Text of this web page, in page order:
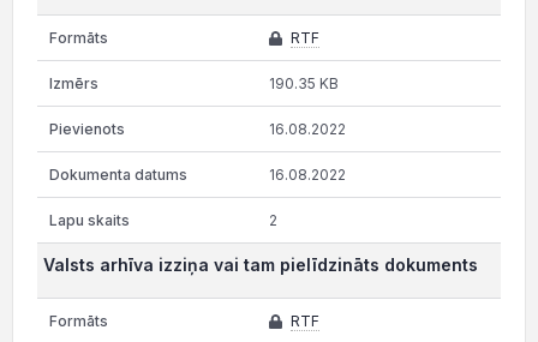
RTF
190.35 KB
16.08.2022
16.08.2022
2
Valsts arhīva izziņa vai tam pielīdzināts dokuments
RTF